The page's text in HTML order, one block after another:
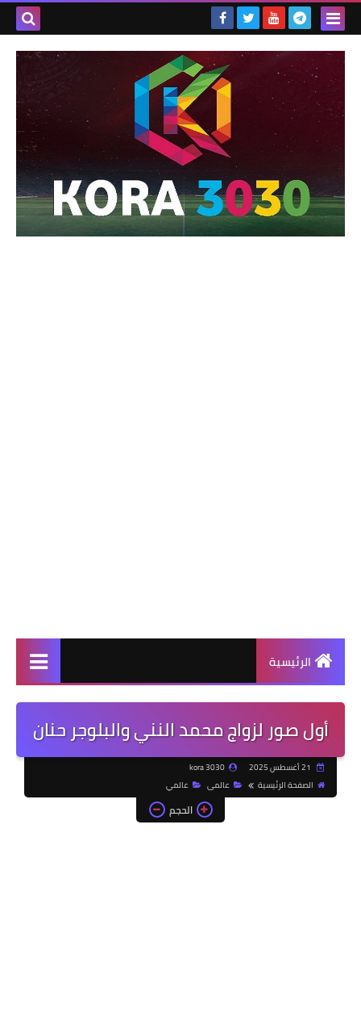
الرئيسية
أول صور لزواج محمد النني والبلوجر حنان
kora 3030
الصفحة الرئيسية
عالمى عالمي
الحجم